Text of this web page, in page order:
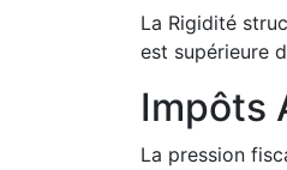
La Rigidité
est supérieure
Impôts
La pression